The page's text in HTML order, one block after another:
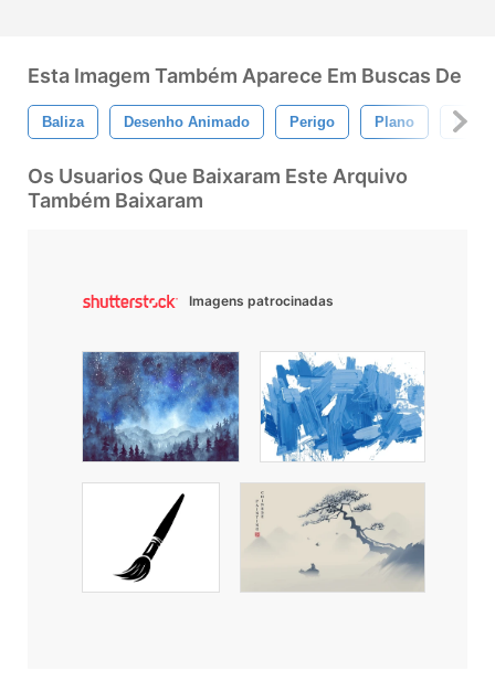
Esta Imagem Também Aparece Em Buscas De
Baliza Desenho Animado Perigo Plano Guia
Os Usuarios Que Baixaram Este Arquivo
Também Baixaram
Imagens patrocinadas